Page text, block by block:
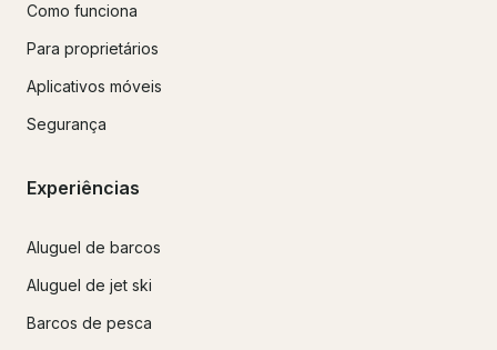
Como funciona
Para proprietários
Aplicativos móveis
Segurança
Experiências
Aluguel de barcos
Aluguel de jet ski
Barcos de pesca